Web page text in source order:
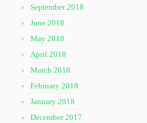
September 2018
June 2018
May 2018
April 2018
March 2018
February 2018
January 2018
December 2017